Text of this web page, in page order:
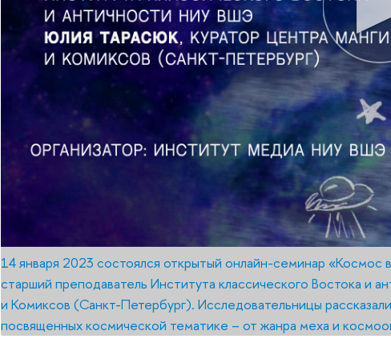
14 января 2023 состоялся открытый онлайн-семинар
старший преподаватель Института классического Востока
и Комиксов (Санкт-Петербург). Исследовательницы
посвященных космической тематике – от жанра меха и